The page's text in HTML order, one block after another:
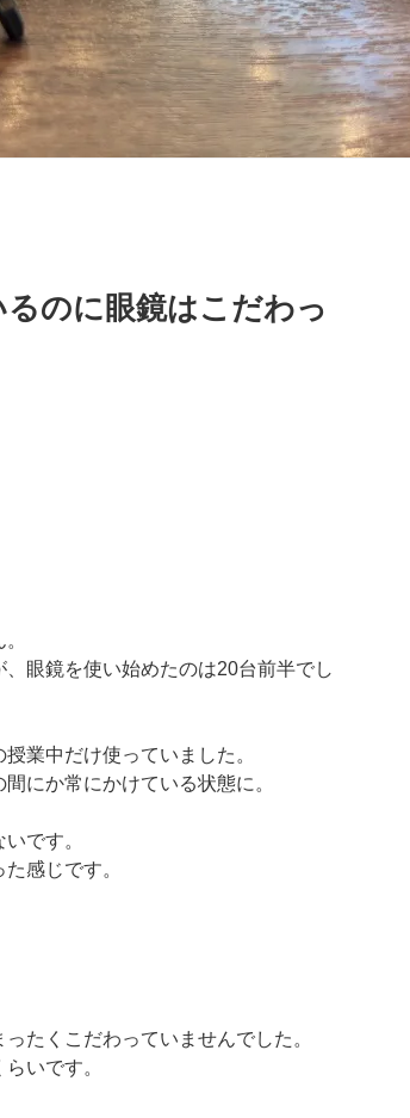
のに眼鏡はこだわっ
眼鏡を使い始めたのは20台前半でし
業中だけ使っていました。
にか常にかけている状態に。
です。
感じです。
たくこだわっていませんでした。
いです。